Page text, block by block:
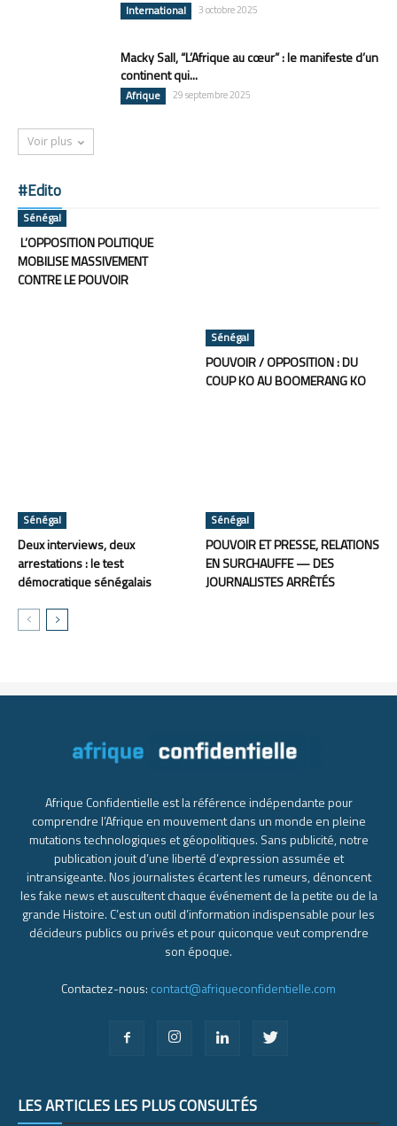
International 3 octobre 2025
Macky Sall, “L’Afrique au cœur” : le manifeste d’un
continent qui...
Afrique 29 septembre 2025
Voir plus
#Edito
Sénégal
L’OPPOSITION POLITIQUE
MOBILISE MASSIVEMENT
CONTRE LE POUVOIR
Sénégal
POUVOIR / OPPOSITION : DU
COUP KO AU BOOMERANG KO
Sénégal
Deux interviews, deux
arrestations : le test
démocratique sénégalais
Sénégal
POUVOIR ET PRESSE, RELATIONS
EN SURCHAUFFE — DES
JOURNALISTES ARRÊTÉS
Afrique Confidentielle est la référence indépendante pour
comprendre l’Afrique en mouvement dans un monde en pleine
mutations technologiques et géopolitiques. Sans publicité, notre
publication jouit d’une liberté d’expression assumée et
intransigeante. Nos journalistes écartent les rumeurs, dénoncent
les fake news et auscultent chaque événement de la petite ou de la
grande Histoire. C’est un outil d’information indispensable pour les
décideurs publics ou privés et pour quiconque veut comprendre
son époque.
Contactez-nous: contact@afriqueconfidentielle.com
LES ARTICLES LES PLUS CONSULTÉS